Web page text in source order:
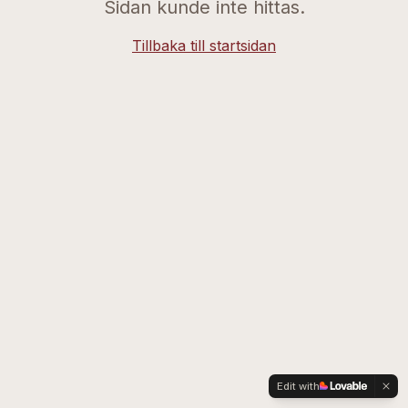
Sidan kunde inte hittas.
Tillbaka till startsidan
Edit with